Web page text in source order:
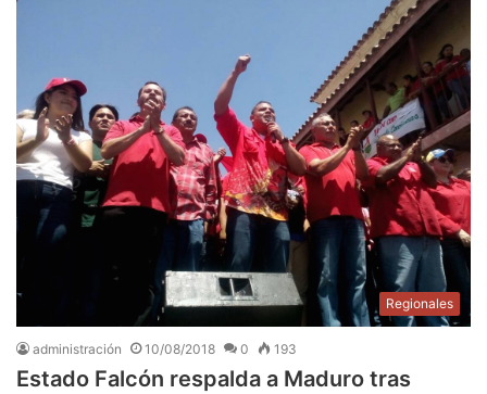
Regionales
administración 10/08/2018 0 193
Estado Falcón respalda a Maduro tras